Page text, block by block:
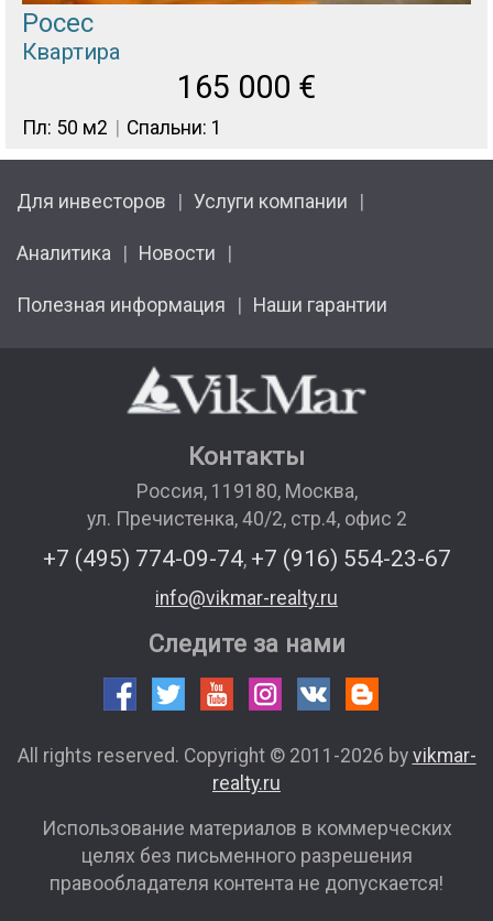
Росес
Квартира
165 000 €
Пл: 50 м2 Спальни: 1
Для инвесторов Услуги компании
Аналитика Новости
Полезная информация Наши гарантии
Контакты
Россия, 119180, Москва,
ул. Пречистенка, 40/2, стр.4, офис 2
+7 (495) 774-09-74, +7 (916) 554-23-67
info@vikmar-realty.ru
Следите за нами
All rights reserved. Copyright © 2011-2026 by vikmar-
realty.ru
Использование материалов в коммерческих
целях без письменного разрешения
правообладателя контента не допускается!